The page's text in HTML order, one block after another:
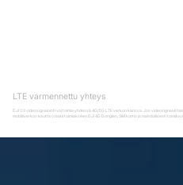
LTE varmennettu yhteys
DJI O3 videosignalointi voi toimia yhdessä 4G/5G LTE verkon kanssa. Jos videosignaali
mobiiliverkon kautta (vaatii toimiakseen DJI 4G Donglen, SIM kortin ja mahdollisesti